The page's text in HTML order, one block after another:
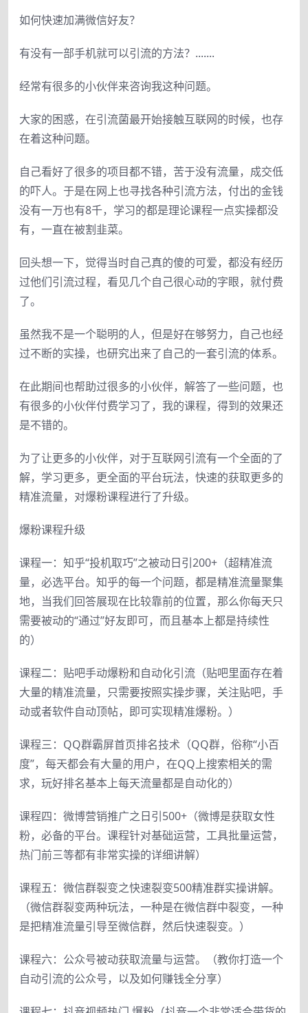
如何快速加满微信好友？
有没有一部手机就可以引流的方法？.......
经常有很多的小伙伴来咨询我这种问题。
大家的困惑，在引流菌最开始接触互联网的时候，也存
在着这种问题。
自己看好了很多的项目都不错，苦于没有流量，成交低
的吓人。于是在网上也寻找各种引流方法，付出的金钱
没有一万也有8千，学习的都是理论课程一点实操都没
有，一直在被割韭菜。
回头想一下，觉得当时自己真的傻的可爱，都没有经历
过他们引流过程，看见几个自己很心动的字眼，就付费
了。
虽然我不是一个聪明的人，但是好在够努力，自己也经
过不断的实操，也研究出来了自己的一套引流的体系。
在此期间也帮助过很多的小伙伴，解答了一些问题，也
有很多的小伙伴付费学习了，我的课程，得到的效果还
是不错的。
为了让更多的小伙伴，对于互联网引流有一个全面的了
解，学习更多，更全面的平台玩法，快速的获取更多的
精准流量，对爆粉课程进行了升级。
爆粉课程升级
课程一：知乎“投机取巧”之被动日引200+（超精准流
量，必选平台。知乎的每一个问题，都是精准流量聚集
地，当我们回答展现在比较靠前的位置，那么你每天只
需要被动的“通过”好友即可，而且基本上都是持续性
的）
课程二：贴吧手动爆粉和自动化引流（贴吧里面存在着
大量的精准流量，只需要按照实操步骤，关注贴吧，手
动或者软件自动顶帖，即可实现精准爆粉。）
课程三：QQ群霸屏首页排名技术（QQ群，俗称“小百
度”，每天都会有大量的用户，在QQ上搜索相关的需
求，玩好排名基本上每天流量都是自动化的）
课程四：微博营销推广之日引500+（微博是获取女性
粉，必备的平台。课程针对基础运营，工具批量运营，
热门前三等都有非常实操的详细讲解）
课程五：微信群裂变之快速裂变500精准群实操讲解。
（微信群裂变两种玩法，一种是在微信群中裂变，一种
是把精准流量引导至微信群，然后快速裂变。）
课程六：公众号被动获取流量与运营。（教你打造一个
自动引流的公众号，以及如何赚钱全分享）